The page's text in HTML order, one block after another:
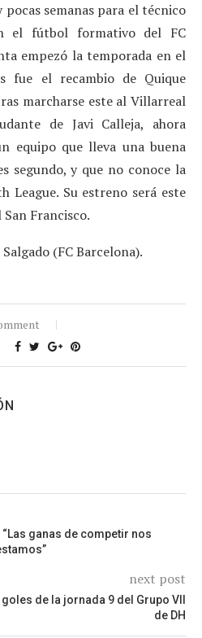
semanas para el técnico
el fútbol formativo del FC
empezó la temporada en el
fue el recambio de Quique
marcharse este al Villarreal
de Javi Calleja, ahora
equipo que lleva una buena
segundo, y que no conoce la
League. Su estreno será este
Francisco.
(FC Barcelona).
ganas de competir nos
next post
de la jornada 9 del Grupo VII
de DH